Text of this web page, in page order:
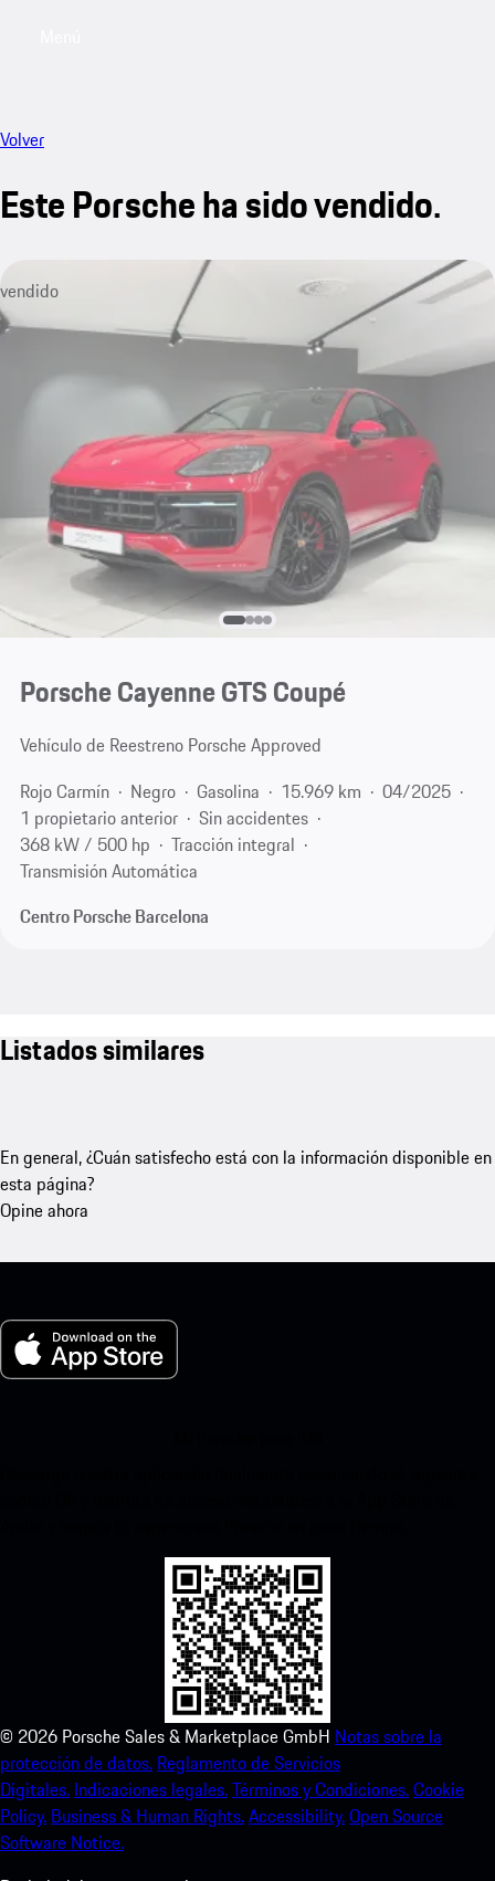
Volver
Este Porsche ha sido vendido.
vendido
Porsche Cayenne GTS Coupé
Vehículo de Reestreno Porsche Approved
Rojo Carmín
Negro Gasolina 15.969 km
04/2025
1 propietario anterior
Sin accidentes
368 kW / 500 hp
Tracción integral
Transmisión Automática
Centro Porsche Barcelona
Listados similares
En general, ¿Cuán satisfecho está con la información disponible en
esta página?
Opine ahora
© 2026 Porsche Sales & Marketplace GmbH Notas sobre la
protección de datos. Reglamento de Servicios
Digitales. Indicaciones legales.Términos y Condiciones.Cookie
Policy. Business & Human Rights.Accessibility.Open Source
Software Notice.